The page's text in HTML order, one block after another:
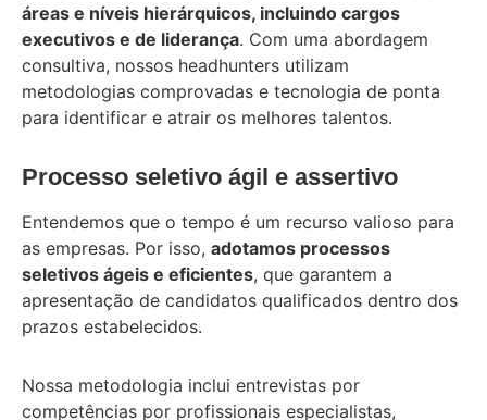
áreas e níveis hierárquicos, incluindo cargos
executivos e de liderança. Com uma abordagem
consultiva, nossos headhunters utilizam
metodologias comprovadas e tecnologia de ponta
para identificar e atrair os melhores talentos.
Processo seletivo ágil e assertivo
Entendemos que o tempo é um recurso valioso para
as empresas. Por isso, adotamos processos
seletivos ágeis e eficientes, que garantem a
apresentação de candidatos qualificados dentro dos
prazos estabelecidos.
Nossa metodologia inclui entrevistas por
competências por profissionais especialistas,